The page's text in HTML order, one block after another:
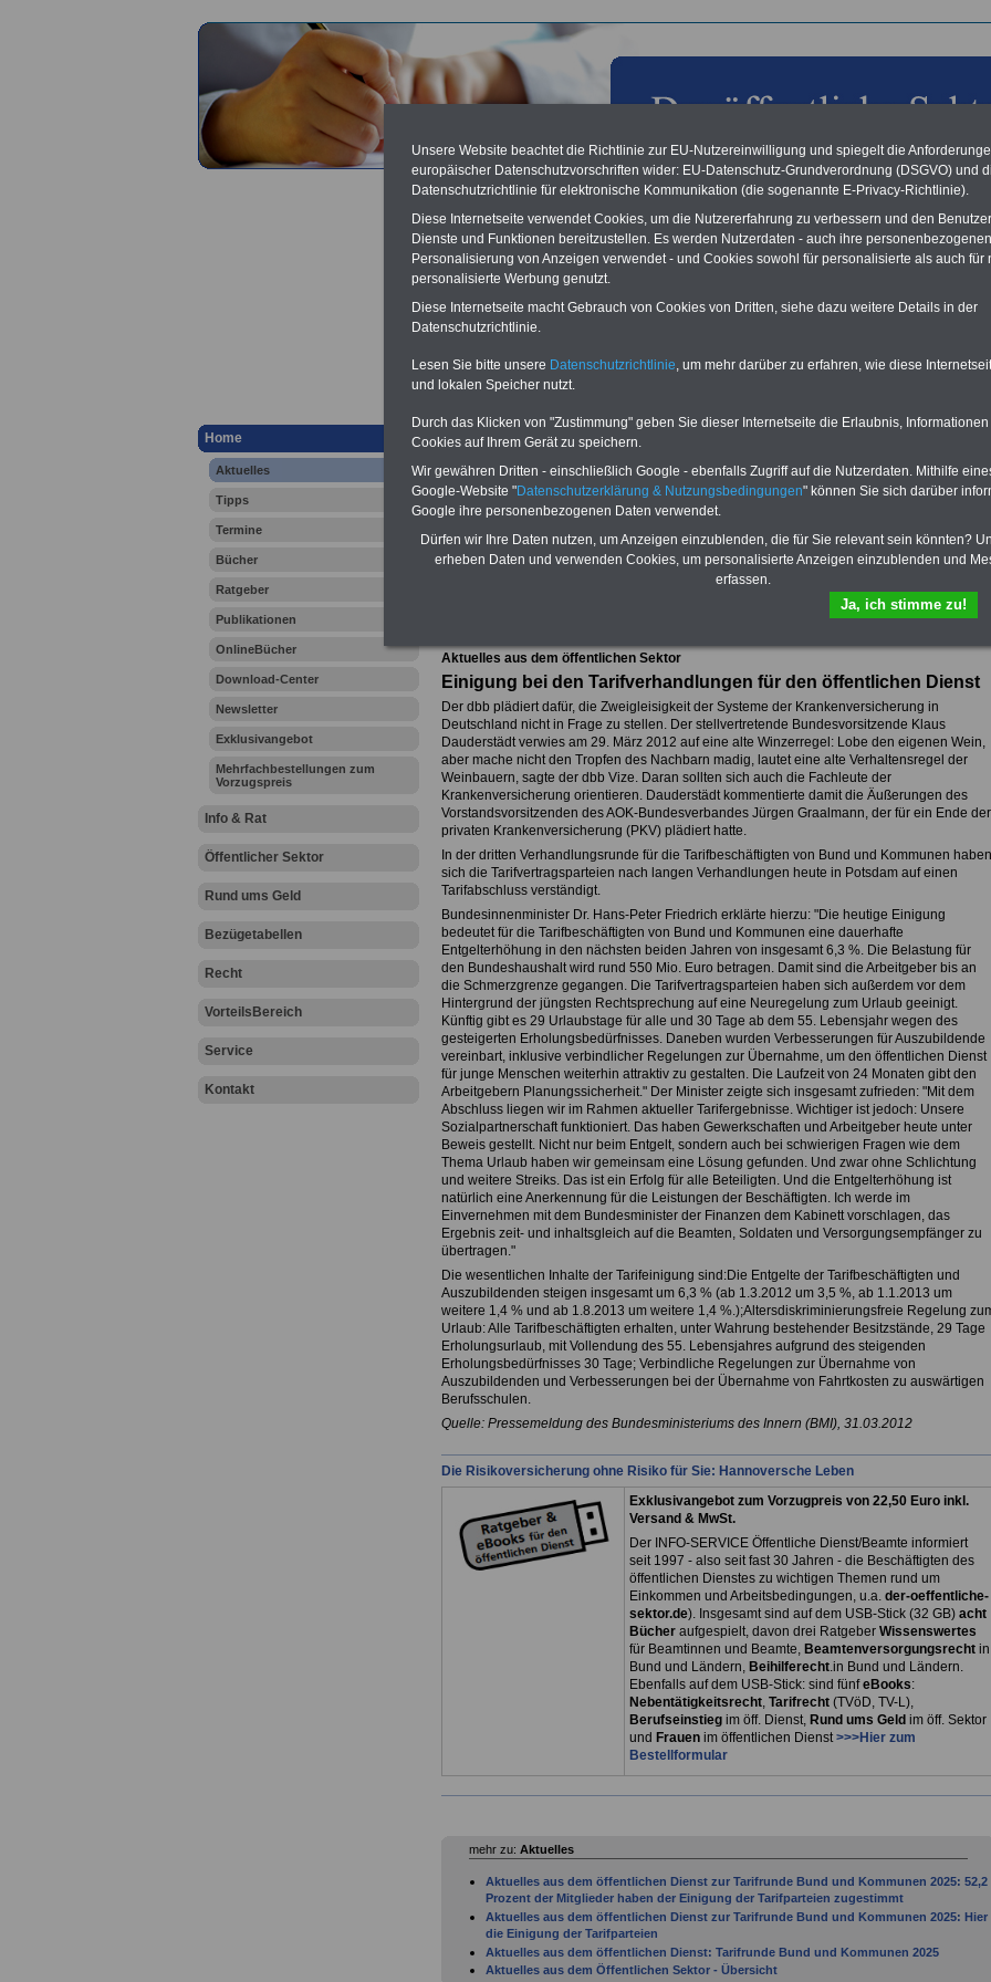
Home
Aktuelles
Tipps
Termine
Bücher
Ratgeber
Publikationen
OnlineBücher
Download-Center
Newsletter
Exklusivangebot
Mehrfachbestellungen zum
Vorzugspreis
Info & Rat
Öffentlicher Sektor
Rund ums Geld
Bezügetabellen
Recht
VorteilsBereich
Service
Kontakt
Tarifverhandlungen für den öffentlichen Dienst; 31.03.2012
Vorteile für den
öffentlichen Dienst
Berufsunfähigkeitsabsicherung
-Krankenzusatzversicherung-
Krankenkassen-
Zahnzusatzversicherung-
Ihr Berufsunfähigkeitsschutz - Für den Fall der Fälle: Hannoversche Leben
Aktuelles aus dem öffentlichen Sektor
Einigung bei den Tarifverhandlungen für den öffentlichen Dienst
Der dbb plädiert dafür, die Zweigleisigkeit der Systeme der Krankenversicherung in
Deutschland nicht in Frage zu stellen. Der stellvertretende Bundesvorsitzende Klaus
Dauderstädt verwies am 29. März 2012 auf eine alte Winzerregel: Lobe den eigenen Wein,
aber mache nicht den Tropfen des Nachbarn madig, lautet eine alte Verhaltensregel der
Weinbauern, sagte der dbb Vize. Daran sollten sich auch die Fachleute der
Krankenversicherung orientieren. Dauderstädt kommentierte damit die Äußerungen des
Vorstandsvorsitzenden des AOK-Bundesverbandes Jürgen Graalmann, der für ein Ende der
privaten Krankenversicherung (PKV) plädiert hatte.
In der dritten Verhandlungsrunde für die Tarifbeschäftigten von Bund und Kommunen haben
sich die Tarifvertragsparteien nach langen Verhandlungen heute in Potsdam auf einen
Tarifabschluss verständigt.
Bundesinnenminister Dr. Hans-Peter Friedrich erklärte hierzu: "Die heutige Einigung
bedeutet für die Tarifbeschäftigten von Bund und Kommunen eine dauerhafte
Entgelterhöhung in den nächsten beiden Jahren von insgesamt 6,3 %. Die Belastung für
den Bundeshaushalt wird rund 550 Mio. Euro betragen. Damit sind die Arbeitgeber bis an
die Schmerzgrenze gegangen. Die Tarifvertragsparteien haben sich außerdem vor dem
Hintergrund der jüngsten Rechtsprechung auf eine Neuregelung zum Urlaub geeinigt.
Künftig gibt es 29 Urlaubstage für alle und 30 Tage ab dem 55. Lebensjahr wegen des
gesteigerten Erholungsbedürfnisses. Daneben wurden Verbesserungen für Auszubildende
vereinbart, inklusive verbindlicher Regelungen zur Übernahme, um den öffentlichen Dienst
für junge Menschen weiterhin attraktiv zu gestalten. Die Laufzeit von 24 Monaten gibt den
Arbeitgebern Planungssicherheit." Der Minister zeigte sich insgesamt zufrieden: "Mit dem
Abschluss liegen wir im Rahmen aktueller Tarifergebnisse. Wichtiger ist jedoch: Unsere
Sozialpartnerschaft funktioniert. Das haben Gewerkschaften und Arbeitgeber heute unter
Beweis gestellt. Nicht nur beim Entgelt, sondern auch bei schwierigen Fragen wie dem
Thema Urlaub haben wir gemeinsam eine Lösung gefunden. Und zwar ohne Schlichtung
und weitere Streiks. Das ist ein Erfolg für alle Beteiligten. Und die Entgelterhöhung ist
natürlich eine Anerkennung für die Leistungen der Beschäftigten. Ich werde im
Einvernehmen mit dem Bundesminister der Finanzen dem Kabinett vorschlagen, das
Ergebnis zeit- und inhaltsgleich auf die Beamten, Soldaten und Versorgungsempfänger zu
übertragen."
Die wesentlichen Inhalte der Tarifeinigung sind:Die Entgelte der Tarifbeschäftigten und
Auszubildenden steigen insgesamt um 6,3 % (ab 1.3.2012 um 3,5 %, ab 1.1.2013 um
weitere 1,4 % und ab 1.8.2013 um weitere 1,4 %.);Altersdiskriminierungsfreie Regelung
Urlaub: Alle Tarifbeschäftigten erhalten, unter Wahrung bestehender Besitzstände, 29 Tage
Erholungsurlaub, mit Vollendung des 55. Lebensjahres aufgrund des steigenden
Erholungsbedürfnisses 30 Tage; Verbindliche Regelungen zur Übernahme von
Auszubildenden und Verbesserungen bei der Übernahme von Fahrtkosten zu auswärtigen
Berufsschulen.
Quelle: Pressemeldung des Bundesministeriums des Innern (BMI), 31.03.2012
Die Risikoversicherung ohne Risiko für Sie: Hannoversche Leben
Exklusivangebot zum Vorzugpreis von 22,50 Euro inkl.
Versand & MwSt.
Der INFO-SERVICE Öffentliche Dienst/Beamte informiert
seit 1997 - also seit fast 30 Jahren - die Beschäftigten des
öffentlichen Dienstes zu wichtigen Themen rund um
Einkommen und Arbeitsbedingungen, u.a. der-oeffentliche-
sektor.de). Insgesamt sind auf dem USB-Stick (32 GB) acht
Bücher aufgespielt, davon drei Ratgeber Wissenswertes
für Beamtinnen und Beamte, Beamtenversorgungsrechtin
Bund und Ländern, Beihilferecht.in Bund und Ländern.
Ebenfalls auf dem USB-Stick: sind fünfeBooks:
Nebentätigkeitsrecht, Tarifrecht(TVöD, TV-L),
Berufseinstiegim öff. Dienst, Rund ums Geld im öff. Sektor
und Frauenim öffentlichen Dienst>>>Hier zum
Bestellformular
mehr zu: Aktuelles
Aktuelles aus dem öffentlichen Dienst zur Tarifrunde Bund und Kommunen 2025: 52,2
Prozent der Mitglieder haben der Einigung der Tarifparteien zugestimmt
Aktuelles aus dem öffentlichen Dienst zur Tarifrunde Bund und Kommunen 2025: Hier
die Einigung der Tarifparteien
Aktuelles aus dem öffentlichen Dienst: Tarifrunde Bund und Kommunen 2025
Aktuelles aus dem Öffentlichen Sektor - Übersicht
Unsere Website beachtet die Richtlinie zur EU-Nutzereinwilligung und spiegelt die
europäischer Datenschutzvorschriften wider: EU-Datenschutz-Grundverordnung (DSGVO) und
Datenschutzrichtlinie für elektronische Kommunikation (die sogenannte E-Privacy-Richtlinie).
Diese Internetseite verwendet Cookies, um die Nutzererfahrung zu verbessern und den
Dienste und Funktionen bereitzustellen. Es werden Nutzerdaten - auch ihre
Personalisierung von Anzeigen verwendet - und Cookies sowohl für personalisierte als auch für
personalisierte Werbung genutzt.
Diese Internetseite macht Gebrauch von Cookies von Dritten, siehe dazu weitere Details in der
Datenschutzrichtlinie.
Lesen Sie bitte unsere Datenschutzrichtlinie, um mehr darüber zu erfahren, wie diese
und lokalen Speicher nutzt.
Durch das Klicken von "Zustimmung" geben Sie dieser Internetseite die Erlaubnis,
Cookies auf Ihrem Gerät zu speichern.
Wir gewähren Dritten - einschließlich Google - ebenfalls Zugriff auf die Nutzerdaten. Mithilfe
Google-Website "Datenschutzerklärung & Nutzungsbedingungen" können Sie sich darüber
Google ihre personenbezogenen Daten verwendet.
Dürfen wir Ihre Daten nutzen, um Anzeigen einzublenden, die für Sie relevant sein könnten?
erheben Daten und verwenden Cookies, um personalisierte Anzeigen einzublenden und
erfassen.
Ja, ich stimme zu!